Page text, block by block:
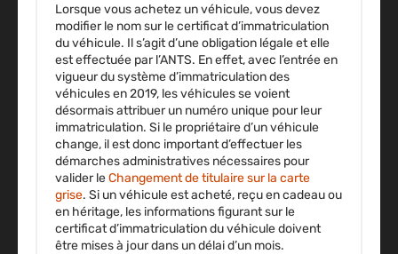
Lorsque vous achetez un véhicule, vous devez
modifier le nom sur le certificat d’immatriculation
du véhicule. Il s’agit d’une obligation légale et elle
est effectuée par l’ANTS. En effet, avec l’entrée en
vigueur du système d’immatriculation des
véhicules en 2019, les véhicules se voient
désormais attribuer un numéro unique pour leur
immatriculation. Si le propriétaire d’un véhicule
change, il est donc important d’effectuer les
démarches administratives nécessaires pour
valider leChangement de titulaire sur la carte
grise. Si un véhicule est acheté, reçu en cadeau ou
en héritage, les informations figurant sur le
certificat d’immatriculation du véhicule doivent
être mises à jour dans un délai d’un mois.